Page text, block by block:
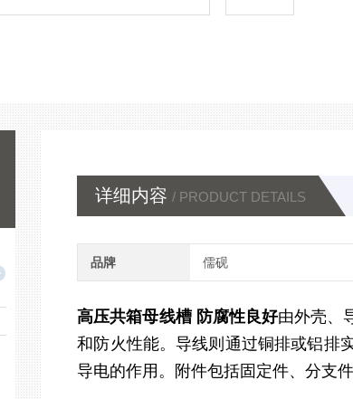
详细内容 / PRODUCT DETAILS
品牌 儒砚
高压共箱母线槽 防腐性良好由外壳、
和防火性能。导线则通过铜排或铝排
导电的作用。附件包括固定件、分支